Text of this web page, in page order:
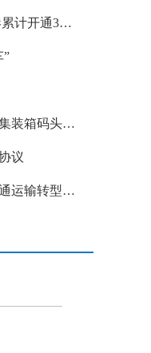
以航运优势降低物流成本 周口港累计开通32条集装箱航线
”
全栈信息技术应用创新版新一代集装箱码头管控系统在天津港上线运行
议
甘肃临夏召开2025年全州水路交通运输转型发展推进会